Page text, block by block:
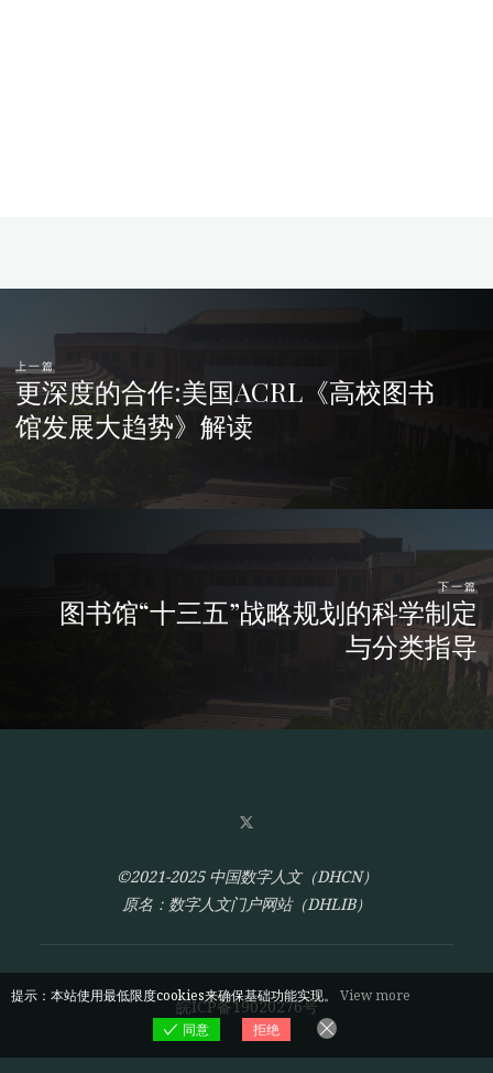
上一篇
更深度的合作:美国ACRL《高校图书
馆发展大趋势》解读
下一篇
图书馆“十三五”战略规划的科学制定
与分类指导
©2021-2025 中国数字人文（DHCN）
原名：数字人文门户网站（DHLIB）
皖ICP备19020276号
提示：本站使用最低限度cookies来确保基础功能实现。 View more
同意
拒绝